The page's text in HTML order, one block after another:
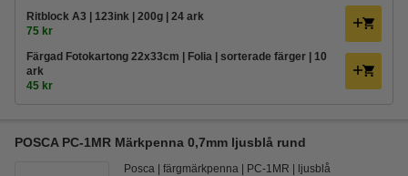
Ritblock A3 | 123ink | 200g | 24 ark
75 kr
Färgad Fotokartong 22x33cm | Folia | sorterade färger | 10
ark
45 kr
POSCA PC-1MR Märkpenna 0,7mm ljusblå rund
Posca färgmärkpenna PC-1MR ljusblå